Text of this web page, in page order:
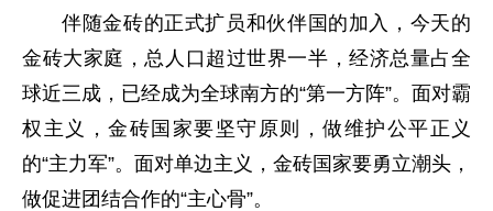
伴随金砖的正式扩员和伙伴国的加入，今天的
金砖大家庭，总人口超过世界一半，经济总量占全
球近三成，已经成为全球南方的“第一方阵”。面对霸
权主义，金砖国家要坚守原则，做维护公平正义
的“主力军”。面对单边主义，金砖国家要勇立潮头，
做促进团结合作的“主心骨”。